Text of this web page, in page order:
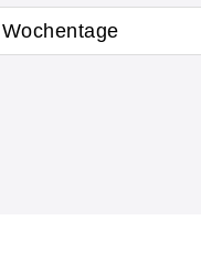
Wochentage